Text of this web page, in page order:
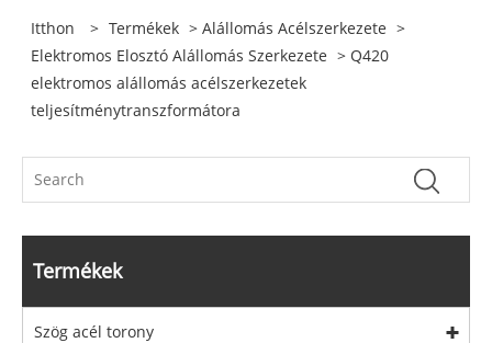
Itthon > Termékek >Alállomás Acélszerkezete >
Elektromos Elosztó Alállomás Szerkezete > Q420
elektromos alállomás acélszerkezetek
teljesítménytranszformátora
Termékek
Szög acél torony